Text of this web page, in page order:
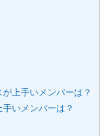
上手いメンバーは？
いメンバーは？